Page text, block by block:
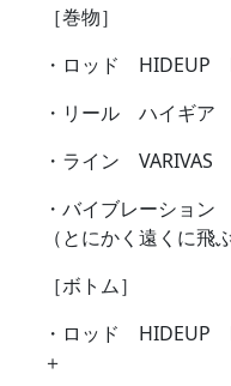
［巻物］
・ロッド HIDEUP
・リール ハイギア
・ライン VARIVAS
・バイブレーショ
（とにかく遠くに飛
［ボトム］
・ロッド HIDEUP
＋